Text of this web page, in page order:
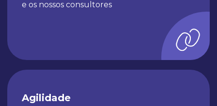
e os nossos consultores
Agilidade